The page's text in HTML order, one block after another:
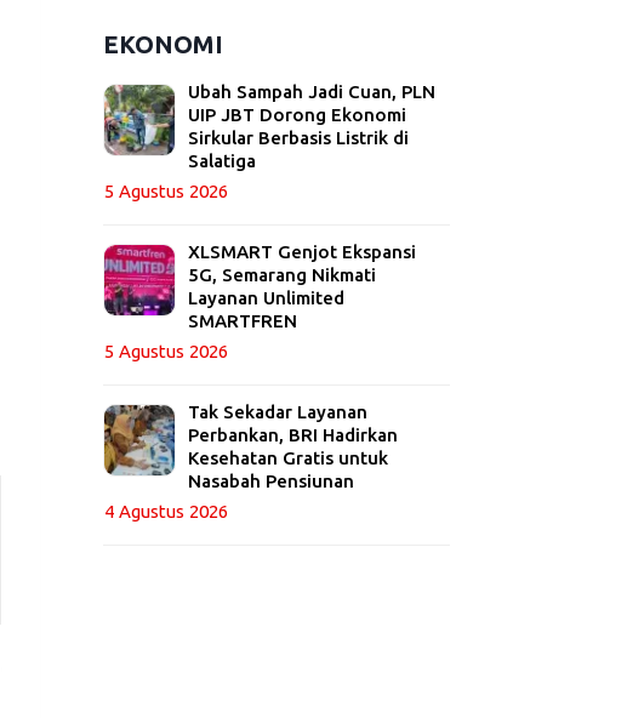
EKONOMI
Ubah Sampah Jadi Cuan, PLN
UIP JBT Dorong Ekonomi
Sirkular Berbasis Listrik di
Salatiga
5 Agustus 2026
XLSMART Genjot Ekspansi
5G, Semarang Nikmati
Layanan Unlimited
SMARTFREN
5 Agustus 2026
Tak Sekadar Layanan
Perbankan, BRI Hadirkan
Kesehatan Gratis untuk
Nasabah Pensiunan
4 Agustus 2026